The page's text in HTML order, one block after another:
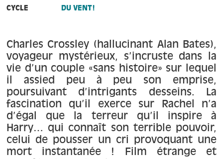
Location
À propos
Contact
CYCLE DU VENT!
Charles Crossley (hallucinant Alan Bates),
voyageur mystérieux, s’incruste dans la
vie d’un couple «sans histoire» sur lequel
il assied peu à peu son emprise,
poursuivant d’intrigants desseins. La
fascination qu’il exerce sur Rachel n’a
d’égal que la terreur qu’il inspire à
Harry… qui connaît son terrible pouvoir,
celui de pousser un cri provoquant une
mort instantanée ! Film étrange et